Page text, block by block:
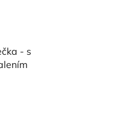
- s